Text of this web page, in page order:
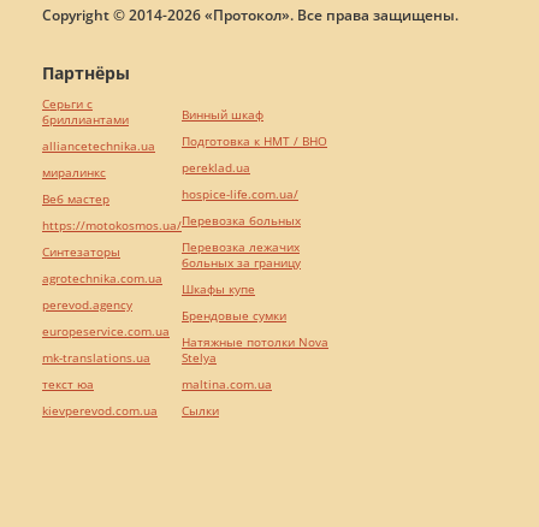
Copyright © 2014-2026 «Протокол». Все права защищены.
Партнёры
Серьги с
бриллиантами
alliancetechnika.ua
миралинкс
Веб мастер
https://motokosmos.ua/
Синтезаторы
agrotechnika.com.ua
perevod.agency
europeservice.com.ua
mk-translations.ua
текст юа
kievperevod.com.ua
Винный шкаф
Подготовка к НМТ / ВНО
pereklad.ua
hospice-life.com.ua/
Перевозка больных
Перевозка лежачих
больных за границу
Шкафы купе
Брендовые сумки
Натяжные потолки Nova
Stelya
maltina.com.ua
Cылки